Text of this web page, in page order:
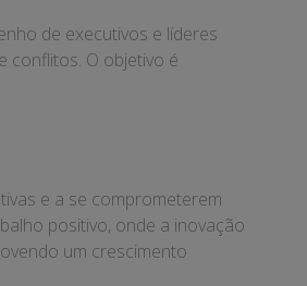
de executivos e líderes
conflitos. O objetivo é
e a se comprometerem
positivo, onde a inovação
um crescimento